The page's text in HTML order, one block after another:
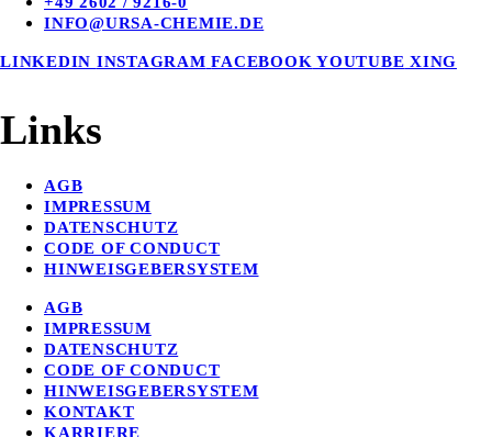
INFO@URSA-CHEMIE.DE
LINKEDIN INSTAGRAM FACEBOOK YOUTUBE XING
Links
AGB
IMPRESSUM
DATENSCHUTZ
CODE OF CONDUCT
HINWEISGEBERSYSTEM
AGB
IMPRESSUM
DATENSCHUTZ
CODE OF CONDUCT
HINWEISGEBERSYSTEM
KONTAKT
KARRIERE